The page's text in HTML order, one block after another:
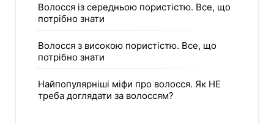
Волосся із середньою пористістю. Все, що
потрібно знати
Волосся з високою пористістю. Все, що
потрібно знати
Найпопулярніші міфи про волосся. Як НЕ
треба доглядати за волоссям?